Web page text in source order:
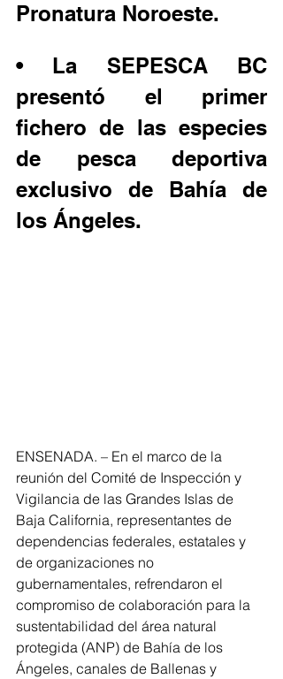
Pronatura Noroeste.
• La SEPESCA BC
presentó el primer
fichero de las especies
de pesca deportiva
exclusivo de Bahía de
los Ángeles.
ENSENADA. – En el marco de la
reunión del Comité de Inspección y
Vigilancia de las Grandes Islas de
Baja California, representantes de
dependencias federales, estatales y
de organizaciones no
gubernamentales, refrendaron el
compromiso de colaboración para la
sustentabilidad del área natural
protegida (ANP) de Bahía de los
Ángeles, canales de Ballenas y